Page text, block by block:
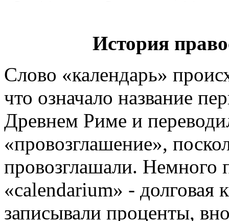
История
Слово «календарь»
что означало название
Древнем Риме и
«провозглашение»,
провозглашали. Немного
«calendarium» - долговая
записывали проценты,